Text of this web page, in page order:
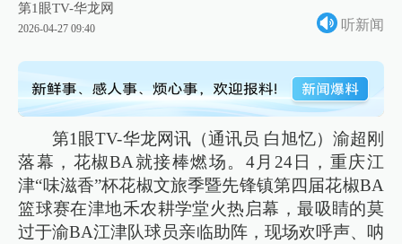
第1眼TV-华龙网
2026-04-27 09:40 听新闻
第1眼TV-华龙网讯（通讯员 白旭忆）渝超刚
落幕，花椒BA就接棒燃场。4月24日，重庆江
津“味滋香”杯花椒文旅季暨先锋镇第四届花椒BA
篮球赛在津地禾农耕学堂火热启幕，最吸睛的莫
过于渝BA江津队球员亲临助阵，现场欢呼声、呐